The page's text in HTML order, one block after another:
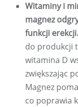
Witaminy i
magnez
funkcji erekcji.
do produkcji
witamina D
zwiększając
Magnez
co poprawia